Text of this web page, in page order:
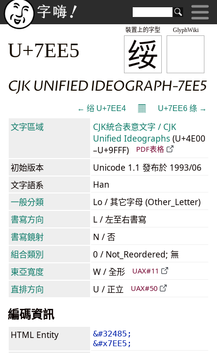
GlyphWiki
绥
裝置上的字型
U+7EE5
CJK UNIFIED IDEOGRAPH-7EE5
← 绤 U+7EE4 𝄜 U+7EE6 绦 →
文字區域
CJK統合表意文字 / CJK
Unified Ideographs (U+4E00
–U+9FFF)
PDF表格
初始版本
Unicode 1.1 發布於 1993/06
文字語系
Han
一般分類
Lo / 其它字母 (Other_Letter)
書寫方向
L / 左至右書寫
書寫鏡射
N / 否
組合類別
0 / Not_Reordered; 無
東亞寬度
W / 全形 UAX#11
直排方向 U / 正立 UAX#50
編碼資訊
HTML Entity
&#32485;
&#x7EE5;